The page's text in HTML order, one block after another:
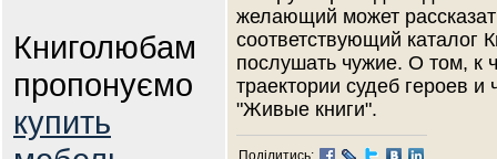
Книголюбам
пропонуємо
купить
желающий может
соответствующий каталог
послушать чужие. О том, к
траектории судеб героев и
"Живые книги".
Поділитись: